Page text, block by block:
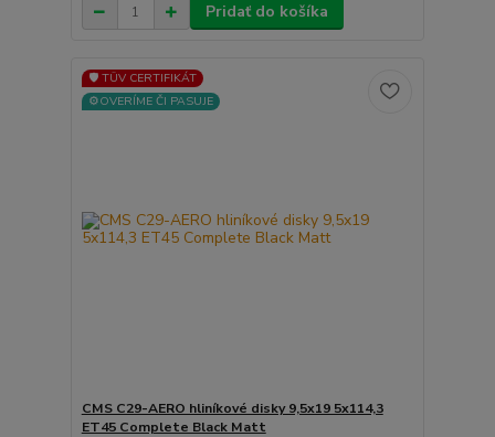
Pridať do košíka
🛡️ TÜV CERTIFIKÁT
⚙️OVERÍME ČI PASUJE
CMS C29-AERO hliníkové disky 9,5x19 5x114,3
ET45 Complete Black Matt